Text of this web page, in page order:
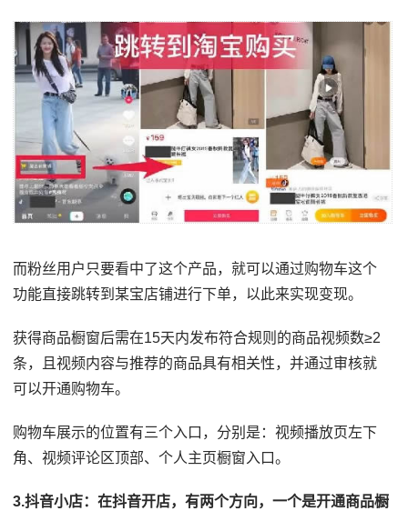
而粉丝用户只要看中了这个产品，就可以通过购物车这个
功能直接跳转到某宝店铺进行下单，以此来实现变现。
获得商品橱窗后需在15天内发布符合规则的商品视频数≥2
条，且视频内容与推荐的商品具有相关性，并通过审核就
可以开通购物车。
购物车展示的位置有三个入口，分别是：视频播放页左下
角、视频评论区顶部、个人主页橱窗入口。
3.抖音小店：在抖音开店，有两个方向，一个是开通商品橱